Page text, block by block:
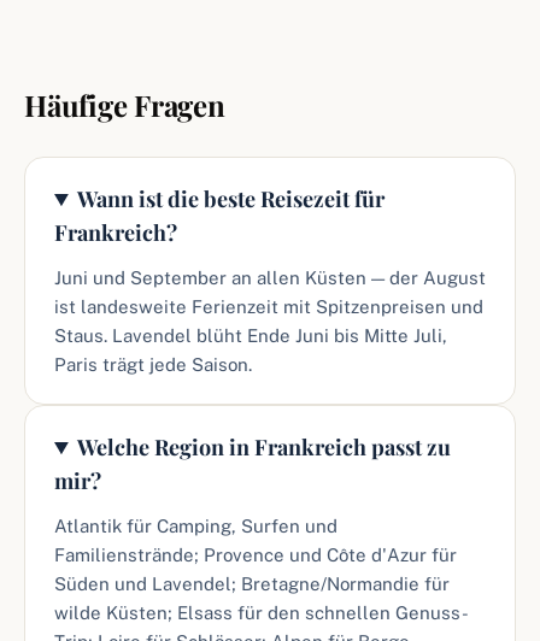
Häufige Fragen
Wann ist die beste Reisezeit für
Frankreich?
Juni und September an allen Küsten — der August
ist landesweite Ferienzeit mit Spitzenpreisen und
Staus. Lavendel blüht Ende Juni bis Mitte Juli,
Paris trägt jede Saison.
Welche Region in Frankreich passt zu
mir?
Atlantik für Camping, Surfen und
Familienstrände; Provence und Côte d'Azur für
Süden und Lavendel; Bretagne/Normandie für
wilde Küsten; Elsass für den schnellen Genuss-